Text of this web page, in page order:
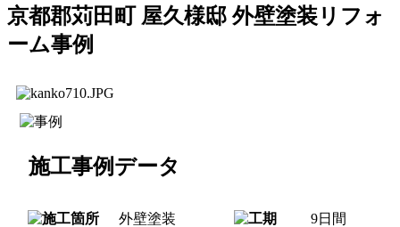
京都郡苅田町 屋久様邸 外壁塗装リフォ
ーム事例
施工事例データ
外壁塗装 9日間